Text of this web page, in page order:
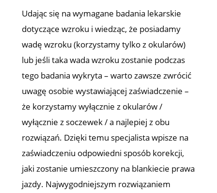
Udając się na wymagane badania lekarskie
dotyczące wzroku i wiedząc, że posiadamy
wadę wzroku (korzystamy tylko z okularów)
lub jeśli taka wada wzroku zostanie podczas
tego badania wykryta – warto zawsze zwrócić
uwagę osobie wystawiającej zaświadczenie –
że korzystamy wyłącznie z okularów /
wyłącznie z soczewek / a najlepiej z obu
rozwiązań. Dzięki temu specjalista wpisze na
zaświadczeniu odpowiedni sposób korekcji,
jaki zostanie umieszczony na blankiecie prawa
jazdy. Najwygodniejszym rozwiązaniem